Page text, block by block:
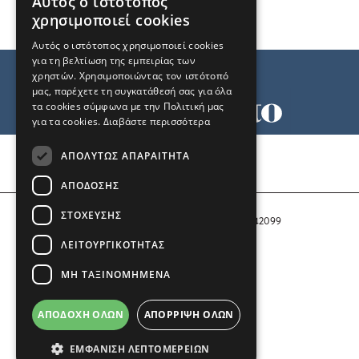
Αριθμός Πιστοποίησης Μ.Η.Τ. 242099
COPYRIGHT © 2026 Το Μανιφέστο
χρησιμοποιεί cookies
Αυτός ο ιστότοπος χρησιμοποιεί cookies
για τη βελτίωση της εμπειρίας των
χρηστών. Χρησιμοποιώντας τον ιστότοπό
μας, παρέχετε τη συγκατάθεσή σας για όλα
τα cookies σύμφωνα με την Πολιτική μας
για τα cookies. Διαβάστε περισσότερα
ΑΠΟΛΎΤΩΣ ΑΠΑΡΑΊΤΗΤΑ
ΑΠΌΔΟΣΗΣ
ΣΤΌΧΕΥΣΗΣ
ΛΕΙΤΟΥΡΓΙΚΌΤΗΤΑΣ
ΜΗ ΤΑΞΙΝΟΜΗΜΈΝΑ
ΑΠΟΔΟΧΉ ΌΛΩΝ ΑΠΌΡΡΙΨΗ ΌΛΩΝ
ΕΜΦΆΝΙΣΗ ΛΕΠΤΟΜΕΡΕΙΏΝ